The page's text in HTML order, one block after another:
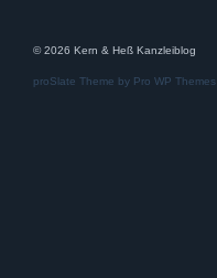
© 2026 Kern & Heß Kanzleiblog
proSlate Theme by Pro WP Themes